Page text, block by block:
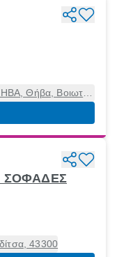
Θήβα, Βοιωτία,
ΣΟΦΑΔΕΣ
43300